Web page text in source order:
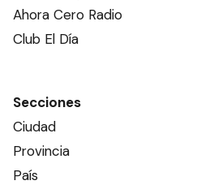
Ahora Cero Radio
Club El Día
Secciones
Ciudad
Provincia
País